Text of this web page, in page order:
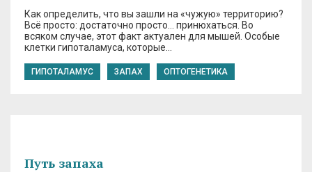
Как определить, что вы зашли на «чужую» территорию?
Всё просто: достаточно просто… принюхаться. Во
всяком случае, этот факт актуален для мышей. Особые
клетки гипоталамуса, которые…
ГИПОТАЛАМУС ЗАПАХ ОПТОГЕНЕТИКА
Путь запаха